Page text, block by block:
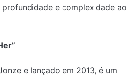
e complexidade ao
e lançado em 2013, é um